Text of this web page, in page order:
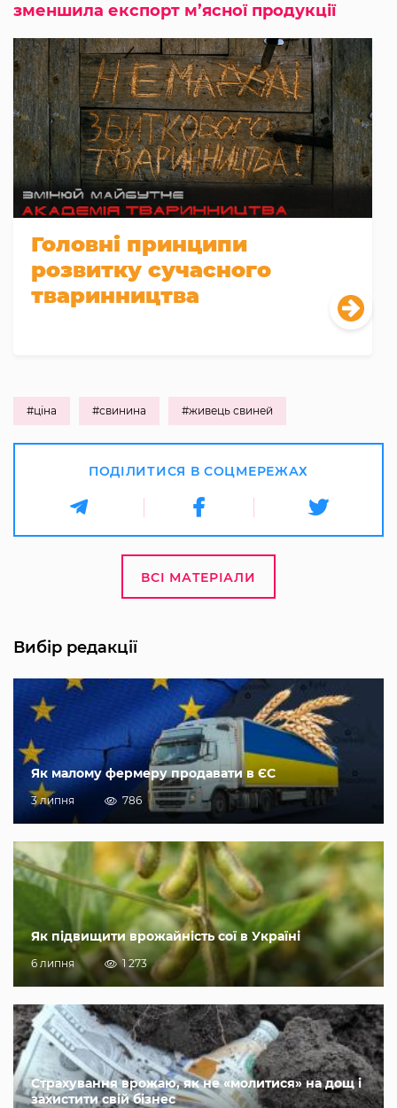
зменшила експорт м’ясної продукції
Головні принципи
розвитку сучасного
тваринництва
#ціна #свинина #живець свиней
ПОДІЛИТИСЯ В СОЦМЕРЕЖАХ
ВСІ МАТЕРІАЛИ
Вибір редакції
Як малому фермеру продавати в ЄС
3 липня 786
Як підвищити врожайність сої в Україні
6 липня 1 273
Страхування врожаю, як не «молитися» на дощ і
захистити свій бізнес